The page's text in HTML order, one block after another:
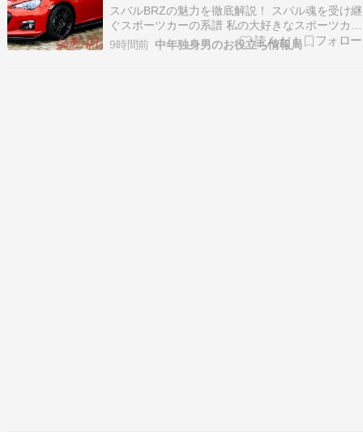
スバルBRZの魅力を徹底解説！ スバル魂を受け継
ぐスポーツカーの系譜 私の大好きなスポーツカ
ー、スバルBRZについて熱く語らせてください。
2012年、日本の自動車業界に新しい風を吹き込ん
9時間前 中年独身男のお役立ち情報局